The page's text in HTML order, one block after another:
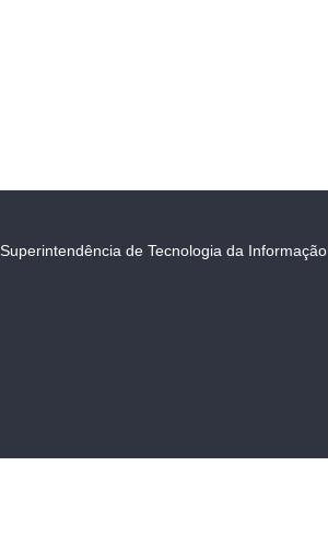
Superintendência de Tecnologia da Informação